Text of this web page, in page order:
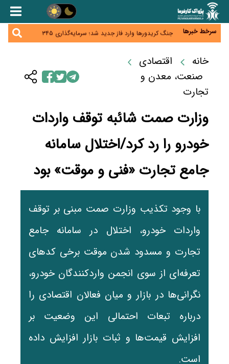
سرخط خبرها
همایش و مسابقه نذری ماه صفر برگزار شد
زائران اربعین نگران ارز باقی‌مانده نباشند؛ خرید دینار در
بانک‌ها و صرافی‌ها
جنگ کریدورها وارد فاز جدید شد؛ سرمایه‌گذاری ۳۴۵
میلیارد دلاری اوراسیا تا ۲۰۳۵
شبکه کمتر توسعه می‌یابد
تأمین سرمایه در گردش بدون خلق نقدینگی؛ نقش
جدید سیاست‌های مالیاتی در حمایت از تولید
خانه
اقتصادی
صنعت، معدن و
تجارت
وزارت صمت شائبه توقف واردات
خودرو را رد کرد/اختلال سامانه
جامع تجارت «فنی و موقت» بود
با وجود تکذیب وزارت صمت مبنی بر توقف
واردات خودرو، اختلال در سامانه جامع
تجارت و مسدود شدن موقت برخی کدهای
تعرفه‌ای از سوی انجمن واردکنندگان خودرو،
نگرانی‌ها در بازار و میان فعالان اقتصادی را
درباره تبعات احتمالی این وضعیت بر
افزایش قیمت‌ها و ثبات بازار افزایش داده
است.